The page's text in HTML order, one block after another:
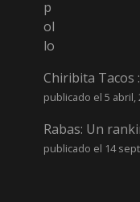
Chiribita Tacos
publicado el 5 abril,
Rabas: Un
publicado el 14